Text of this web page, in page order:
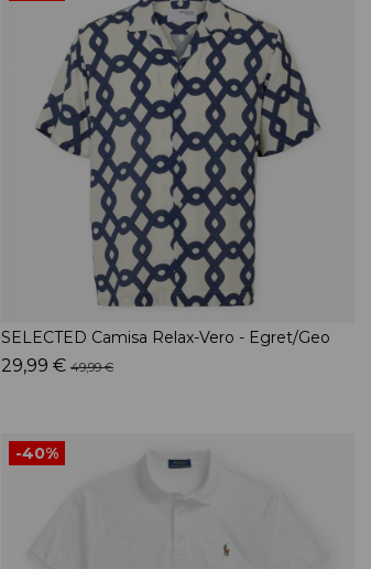
SELECTED Camisa Relax-Vero - Egret/Geo
29,99 € 49,99 €
-40%